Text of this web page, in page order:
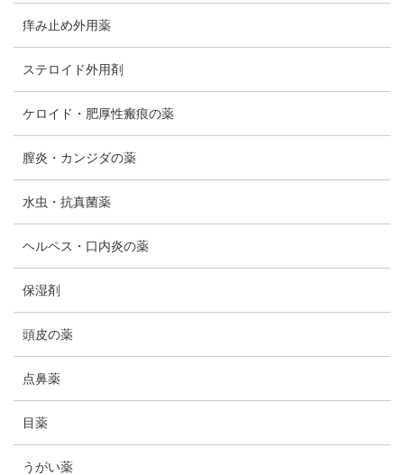
痒み止め外用薬
ステロイド外用剤
ケロイド・肥厚性瘢痕の薬
膣炎・カンジダの薬
水虫・抗真菌薬
ヘルペス・口内炎の薬
保湿剤
頭皮の薬
点鼻薬
目薬
うがい薬